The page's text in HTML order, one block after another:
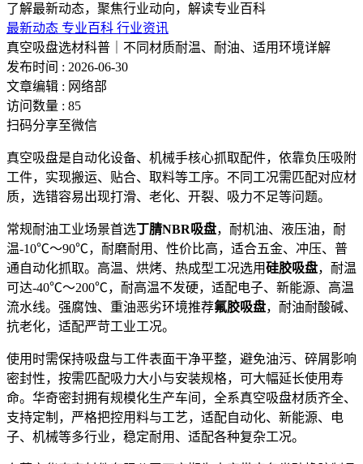
了解最新动态，聚焦行业动向，解读专业百科
最新动态 专业百科 行业资讯
真空吸盘选材科普｜不同材质耐温、耐油、适用环境详解
发布时间 : 2026-06-30
文章编辑 : 网络部
访问数量 : 85
扫码分享至微信
真空吸盘是自动化设备、机械手核心抓取配件，依靠负压吸附
工件，实现搬运、贴合、取料等工序。不同工况需匹配对应材
质，选错容易出现打滑、老化、开裂、吸力不足等问题。
常规耐油工业场景首选丁腈NBR吸盘，耐机油、液压油，耐
温-10℃～90℃，耐磨耐用、性价比高，适合五金、冲压、普
通自动化抓取。高温、烘烤、热成型工况选用硅胶吸盘，耐温
可达-40℃～200℃，耐高温不发硬，适配电子、新能源、高温
流水线。强腐蚀、重油恶劣环境推荐氟胶吸盘，耐油耐酸碱、
抗老化，适配严苛工业工况。
使用时需保持吸盘与工件表面干净平整，避免油污、碎屑影响
密封性，按需匹配吸力大小与安装规格，可大幅延长使用寿
命。华奇密封拥有规模化生产车间，全系真空吸盘材质齐全、
支持定制，严格把控用料与工艺，适配自动化、新能源、电
子、机械等多行业，稳定耐用、适配各种复杂工况。